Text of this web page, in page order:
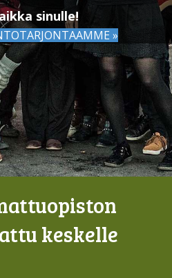
sinulle!
»
keskelle